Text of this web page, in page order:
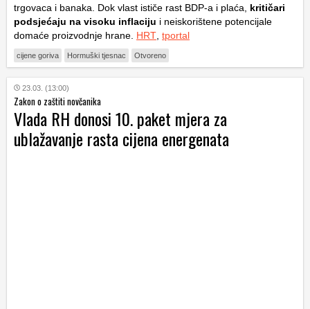
trgovaca i banaka. Dok vlast ističe rast BDP-a i plaća,
kritičari
podsjećaju na visoku inflaciju i neiskorištene potencijale
domaće proizvodnje hrane. HRT tportal
cijene goriva Hormuški tjesnac Otvoreno
23.03. (13:00)
Zakon o zaštiti novčanika
Vlada RH donosi 10. paket mjera za
ublažavanje rasta cijena energenata